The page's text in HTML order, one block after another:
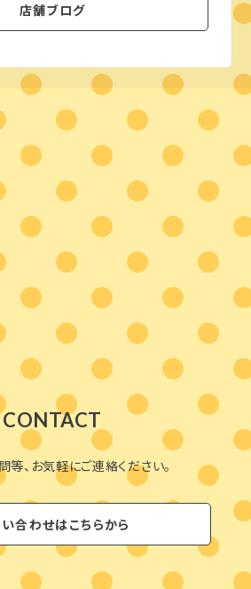
店舗ブログ
CONTACT
等、お気軽にご連絡ください。
合わせはこちらから